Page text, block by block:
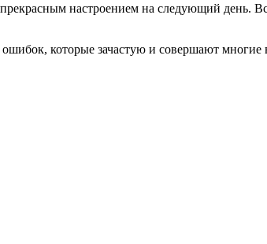
настроением на следующий день.
ошибок, которые зачастую и совершают